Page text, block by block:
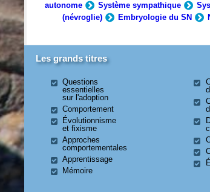
autonome
Système sympathique
(névroglie)
Embryologie du SN
Les grands titres
Questions
essentielles
sur l'adoption
Comportement
Évolutionnisme
et fixisme
Approches
comportementales
Apprentissage
Mémoire